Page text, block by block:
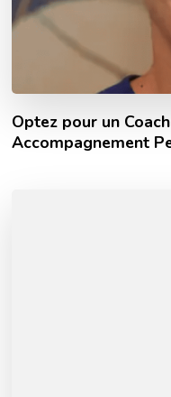
Optez pour un
Accompagnement